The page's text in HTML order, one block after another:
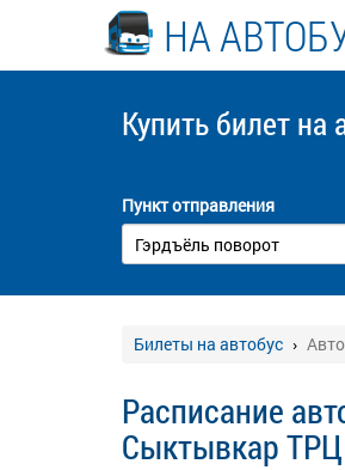
НА
Купить билет на
Пункт отправления
Билеты на автобус
Расписание
Сыктывкар